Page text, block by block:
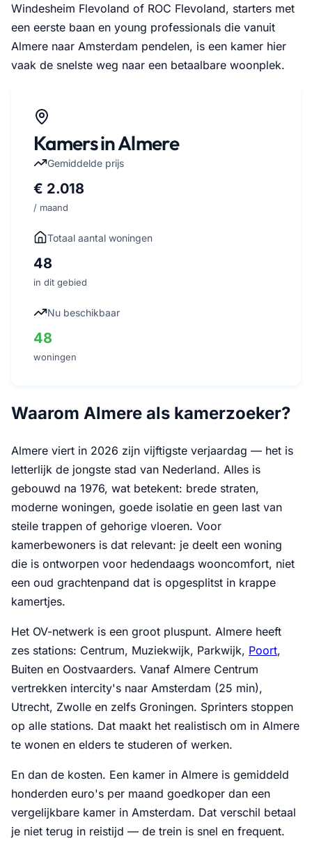
Windesheim Flevoland of ROC Flevoland, starters met
een eerste baan en young professionals die vanuit
Almere naar Amsterdam pendelen, is een kamer hier
vaak de snelste weg naar een betaalbare woonplek.
Kamers in Almere
Gemiddelde prijs
€ 2.018
/ maand
Totaal aantal woningen
48
in dit gebied
Nu beschikbaar
48
woningen
Waarom Almere als kamerzoeker?
Almere viert in 2026 zijn vijftigste verjaardag — het is
letterlijk de jongste stad van Nederland. Alles is
gebouwd na 1976, wat betekent: brede straten,
moderne woningen, goede isolatie en geen last van
steile trappen of gehorige vloeren. Voor
kamerbewoners is dat relevant: je deelt een woning
die is ontworpen voor hedendaags wooncomfort, niet
een oud grachtenpand dat is opgesplitst in krappe
kamertjes.
Het OV-netwerk is een groot pluspunt. Almere heeft
zes stations: Centrum, Muziekwijk, Parkwijk, Poort,
Buiten en Oostvaarders. Vanaf Almere Centrum
vertrekken intercity's naar Amsterdam (25 min),
Utrecht, Zwolle en zelfs Groningen. Sprinters stoppen
op alle stations. Dat maakt het realistisch om in Almere
te wonen en elders te studeren of werken.
En dan de kosten. Een kamer in Almere is gemiddeld
honderden euro's per maand goedkoper dan een
vergelijkbare kamer in Amsterdam. Dat verschil betaal
je niet terug in reistijd — de trein is snel en frequent.